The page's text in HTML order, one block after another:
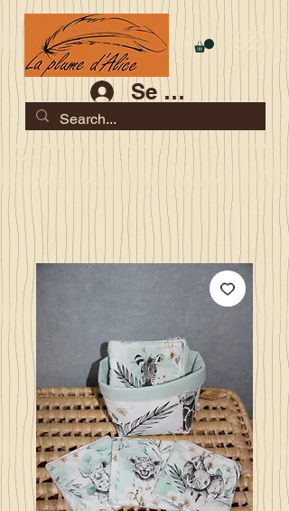
Se connecter
Les commandes jusqu'au 2 août sont garanties pour la
rentrée
Je serai en congés du 10 au 23 août